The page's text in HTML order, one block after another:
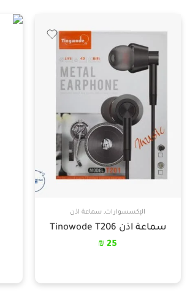
الإكسسوارات, سماعة اذن
سماعة اذن Tinowode T206
25
₪